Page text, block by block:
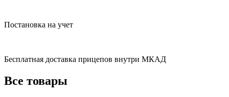
Постановка на учет
Бесплатная доставка прицепов внутри МКАД
Все товары